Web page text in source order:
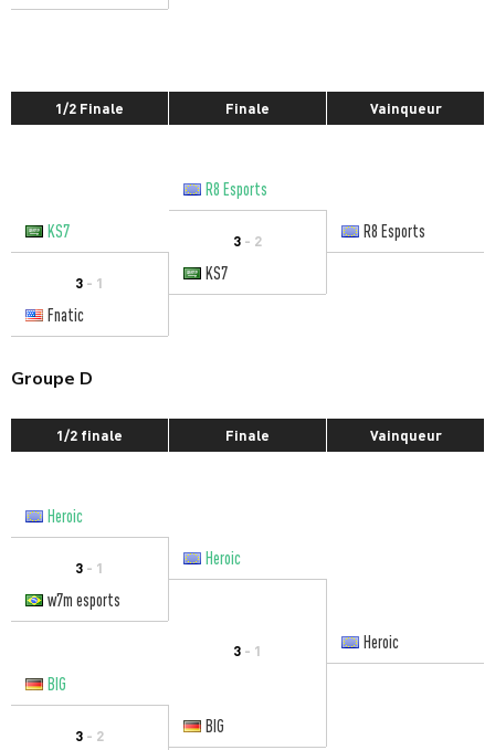
1/2 Finale Finale Vainqueur
R8 Esports
KS7
3 - 2 R8 Esports
3 - 1
KS7
Fnatic
Groupe D
1/2 finale Finale Vainqueur
Heroic
3 - 1
Heroic
w7m esports
3 - 1
Heroic
BIG
3 - 2 BIG